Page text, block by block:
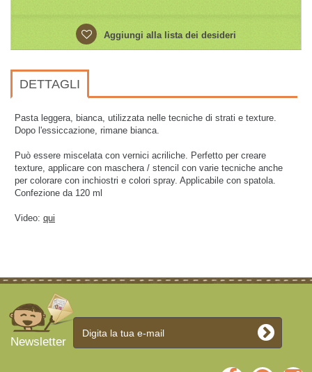
Aggiungi alla lista dei desideri
DETTAGLI
Pasta leggera, bianca, utilizzata nelle tecniche di strati e texture.
Dopo l'essiccazione, rimane bianca.
Può essere miscelata con vernici acriliche. Perfetto per creare
texture, applicare con maschera / stencil con varie tecniche anche
per colorare con inchiostri e colori spray. Applicabile con spatola.
Confezione da 120 ml
Video: qui
Newsletter